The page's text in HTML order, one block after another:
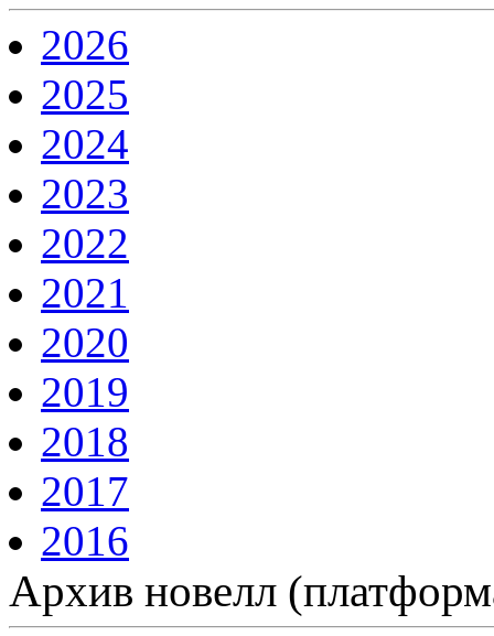
2026
2025
2024
2023
2022
2021
2020
2019
2018
2017
2016
Архив новелл